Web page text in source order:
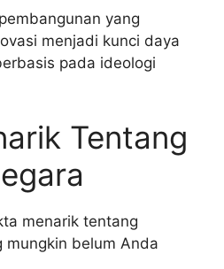
yang
menjadi kunci daya
pada ideologi
Tentang
menarik tentang
mungkin belum Anda